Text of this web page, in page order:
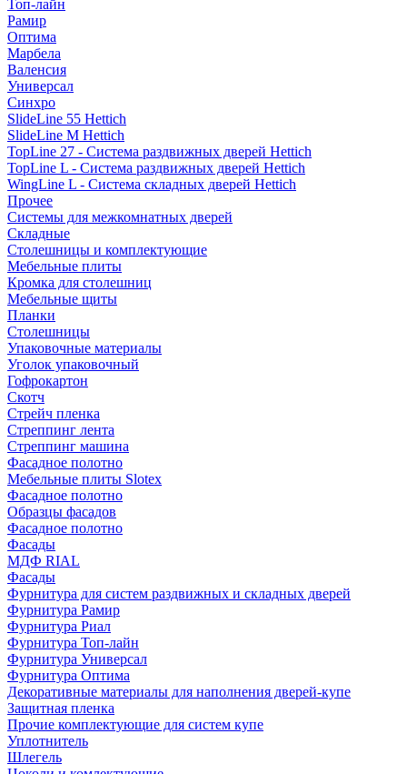
Топ-лайн
Рамир
Оптима
Марбела
Валенсия
Универсал
Синхро
SlideLine 55 Hettich
SlideLine M Hettich
TopLine 27 - Система раздвижных дверей Hettich
TopLine L - Система раздвижных дверей Hettich
WingLine L - Система складных дверей Hettich
Прочее
Системы для межкомнатных дверей
Складные
Столешницы и комплектующие
Мебельные плиты
Кромка для столешниц
Мебельные щиты
Планки
Столешницы
Упаковочные материалы
Уголок упаковочный
Гофрокартон
Скотч
Стрейч пленка
Стреппинг лента
Стреппинг машина
Фасадное полотно
Мебельные плиты Slotex
Фасадное полотно
Образцы фасадов
Фасадное полотно
Фасады
МДФ RIAL
Фасады
Фурнитура для систем раздвижных и складных дверей
Фурнитура Рамир
Фурнитура Риал
Фурнитура Топ-лайн
Фурнитура Универсал
Фурнитура Оптима
Декоративные материалы для наполнения дверей-купе
Защитная пленка
Прочие комплектующие для систем купе
Уплотнитель
Шлегель